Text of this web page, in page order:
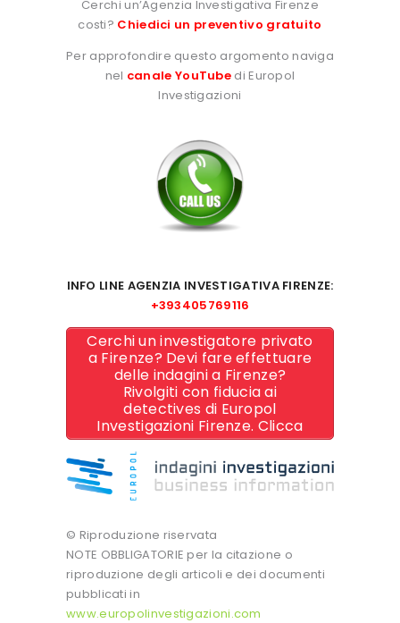
Cerchi un’Agenzia Investigativa Firenze
costi? Chiedici un preventivo gratuito
Per approfondire questo argomento naviga
nel canale YouTube di Europol
Investigazioni
INFO LINE AGENZIA INVESTIGATIVA FIRENZE:
+393405769116
Cerchi un investigatore privato
a Firenze? Devi fare effettuare
delle indagini a Firenze?
Rivolgiti con fiducia ai
detectives di Europol
Investigazioni Firenze. Clicca
© Riproduzione riservata
NOTE OBBLIGATORIE per la citazione o
riproduzione degli articoli e dei documenti
pubblicati in
www.europolinvestigazioni.com